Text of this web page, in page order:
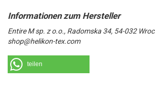
Entire M sp. z o.o., Radomska 34, 54-032
shop@helikon-tex.com
teilen